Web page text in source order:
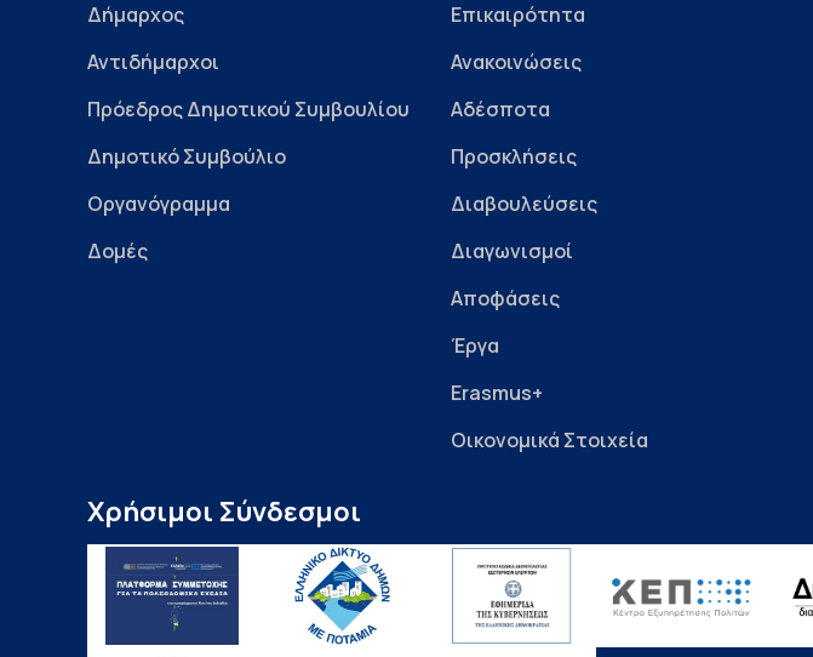
Δήμαρχος
Αντιδήμαρχοι
Πρόεδρος Δημοτικού Συμβουλίου
Δημοτικό Συμβούλιο
Οργανόγραμμα
Δομές
Επικαιρότητα
Ανακοινώσεις
Αδέσποτα
Προσκλήσεις
Διαβουλεύσεις
Διαγωνισμοί
Αποφάσεις
Έργα
Erasmus+
Οικονομικά Στοιχεία
Χρήσιμοι Σύνδεσμοι